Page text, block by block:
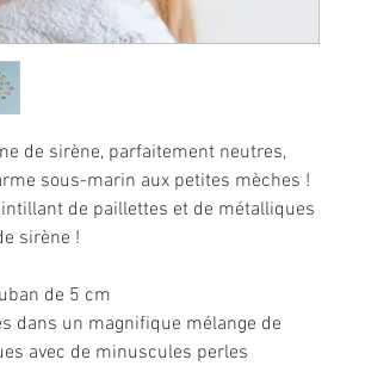
de sirène, parfaitement neutres,
sous-marin aux petites mèches !
de paillettes et de métalliques
sirène !
de 5 cm
dans un magnifique mélange de
avec de minuscules perles